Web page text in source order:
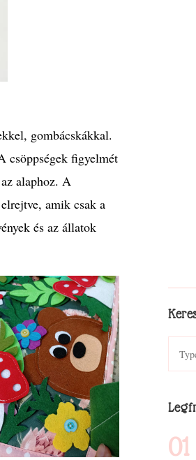
gombácskákkal.
csöppségek figyelmét
alaphoz. A
amik csak a
és az állatok
Search
for: